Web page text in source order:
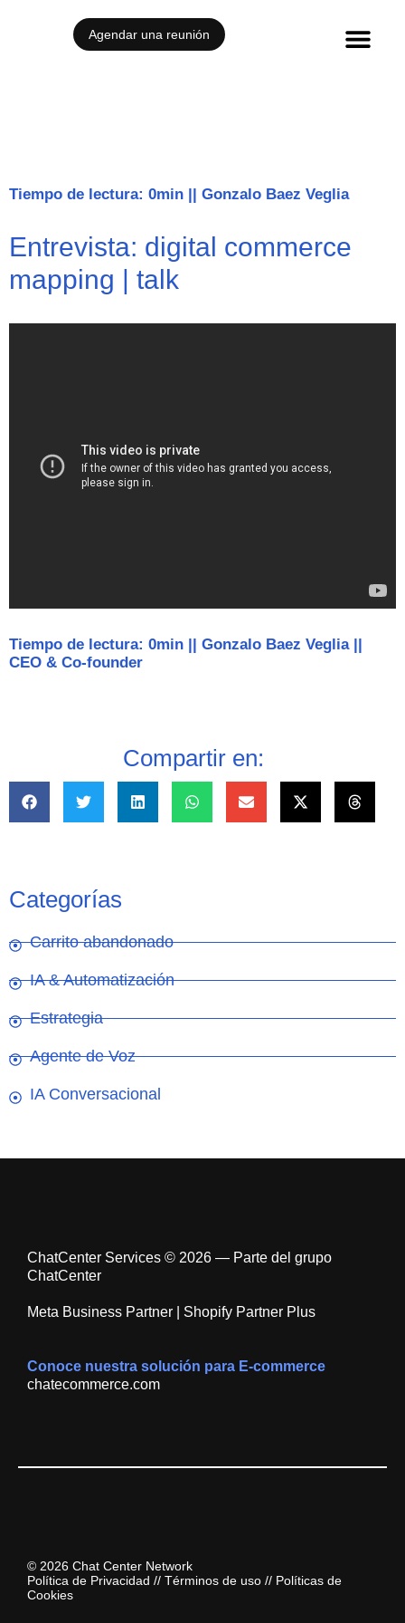
Agendar una reunión
Tiempo de lectura: 0min || Gonzalo Baez Veglia
Entrevista: digital commerce
mapping | talk
Tiempo de lectura: 0min || Gonzalo Baez Veglia ||
CEO & Co-founder
Compartir en:
Categorías
Carrito abandonado
IA & Automatización
Estrategia
Agente de Voz
IA Conversacional
ChatCenter Services © 2026 — Parte del grupo
ChatCenter
Meta Business Partner | Shopify Partner Plus
Conoce nuestra solución para E-commerce
chatecommerce.com
© 2026 Chat Center Network
Política de Privacidad // Términos de uso // Políticas de
Cookies